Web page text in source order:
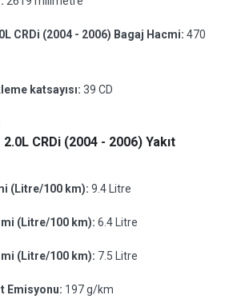
CRDi (2004 - 2006) Bagaj Hacmi: 470
katsayısı: 39 CD
CRDi (2004 - 2006) Yakıt
(Litre/100 km): 9.4 Litre
(Litre/100 km): 6.4 Litre
(Litre/100 km): 7.5 Litre
Emisyonu: 197 g/km